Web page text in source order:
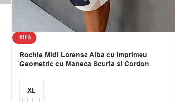
-60%
Rochie Midi Lorensa Alba cu Imprimeu
Geometric cu Maneca Scurta si Cordon
XL